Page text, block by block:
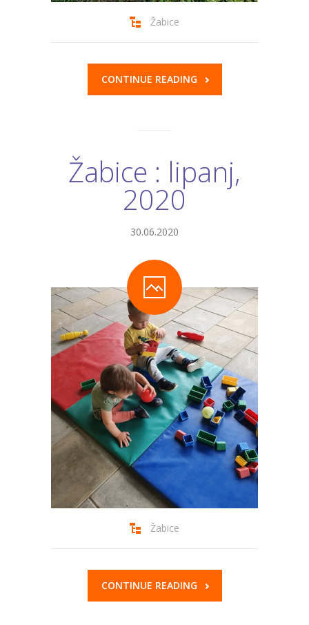
Žabice
CONTINUE READING
Žabice : lipanj,
2020
30.06.2020
Žabice
CONTINUE READING